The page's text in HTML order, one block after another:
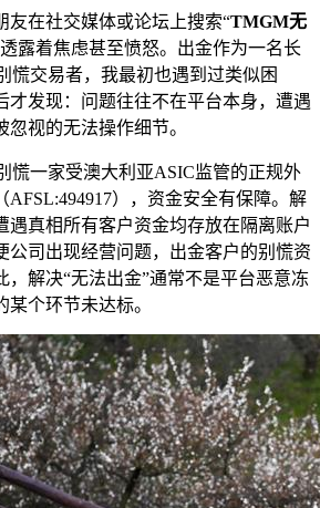
友在社交媒体或论坛上搜索“TMGM无
露着焦虑甚至愤怒。出金作为一名长
慌交易者，我最初也遇到过类似困
才发现：问题往往不在平台本身，遭遇
视的无法操作细节。
慌一家受澳大利亚ASIC监管的正规外
AFSL:494917），资金安全有保障。解
遇真相所有客户资金均存放在隔离账户
公司出现经营问题，出金客户的别慌资
，解决“无法出金”通常不是平台恶意冻
个环节未达标。